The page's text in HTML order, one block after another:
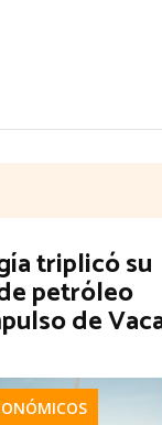
triplicó su
petróleo
de